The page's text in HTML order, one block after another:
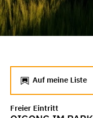
Auf meine Liste
Freier Eintritt